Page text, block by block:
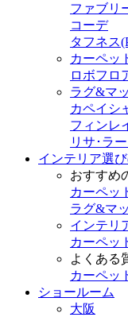
ファブリ
コーデ
タフネス
カーペッ
ロボフロ
ラグ&マ
カペイシ
フィンレ
リサ･ラ
インテリア選
おすすめ
カーペッ
ラグ&マ
インテリ
カーペッ
よくある
カーペッ
ショールーム
大阪